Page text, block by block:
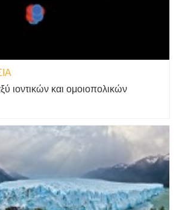
ιοντικών και ομοιοπολικών